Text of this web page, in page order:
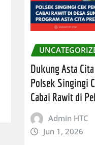
Dukung Asta
Polsek Singingi
Cabai Rawit di
Admin HTC
Jun 1, 2026